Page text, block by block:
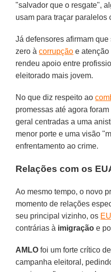
"salvador que o resgate",
usam para traçar paralelos
Já defensores afirmam
zero àcorrupção e
rendeu apoio entre
eleitorado mais jovem.
No que diz respeito ao
promessas até agora
geral centradas a uma
menor porte e uma visão
enfrentamento ao crime.
Relações com os
Ao mesmo tempo, o novo
momento de relações
seu principal vizinho, os
contrárias à imigração e
AMLO foi um forte crítico
campanha eleitoral,